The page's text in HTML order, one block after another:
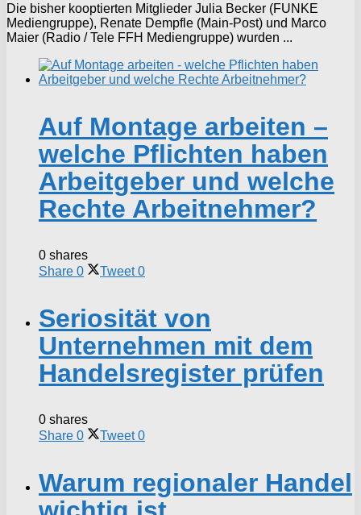
Die bisher kooptierten Mitglieder Julia Becker (FUNKE
Mediengruppe), Renate Dempfle (Main-Post) und Marco
Maier (Radio / Tele FFH Mediengruppe) wurden ...
Auf Montage arbeiten –
welche Pflichten haben
Arbeitgeber und welche
Rechte Arbeitnehmer?
0 shares
Share 0 Tweet 0
Seriosität von
Unternehmen mit dem
Handelsregister prüfen
0 shares
Share 0 Tweet 0
Warum regionaler Handel